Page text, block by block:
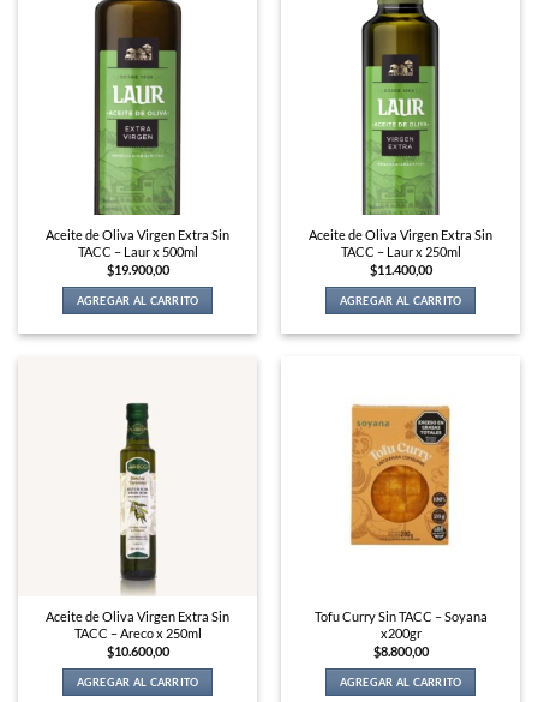
Aceite de Oliva Virgen Extra Sin
TACC – Laur x 500ml
$19.900,00
AGREGAR AL CARRITO
Aceite de Oliva Virgen Extra Sin
TACC – Laur x 250ml
$11.400,00
AGREGAR AL CARRITO
Aceite de Oliva Virgen Extra Sin
TACC – Areco x 250ml
$10.600,00
AGREGAR AL CARRITO
Tofu Curry Sin TACC – Soyana
x200gr
$8.800,00
AGREGAR AL CARRITO